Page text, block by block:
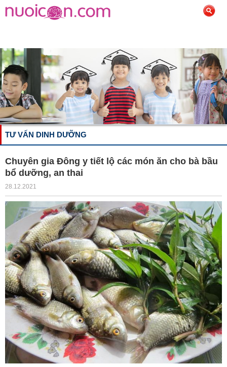
TƯ VẤN DINH DƯỠNG
Chuyên gia Đông y tiết lộ các món ăn cho bà bầu
bổ dưỡng, an thai
28.12.2021